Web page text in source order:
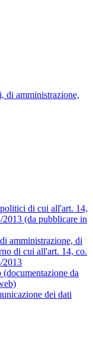
di amministrazione,
di cui all'art. 14,
(da pubblicare in
amministrazione, di
di cui all'art. 14, co.
2013
da
dei dati